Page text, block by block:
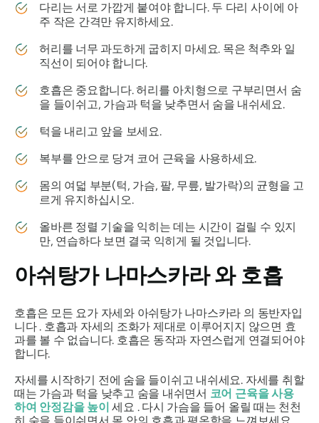
다리는 서로 가깝게 붙여야 합니다. 두 다리 사이에 아
주 작은 간격만 유지하세요.
허리를 너무 과도하게 굽히지 마세요. 목은 척추와 일
직선이 되어야 합니다.
호흡은 중요합니다. 허리를 아치형으로 구부리면서 숨
을 들이쉬고, 가슴과 턱을 낮추면서 숨을 내쉬세요.
턱을 내리고 앞을 보세요.
복부를 안으로 당겨 코어 근육을 사용하세요.
몸의 여덟 부분(턱, 가슴, 팔, 무릎, 발가락)의 균형을 고
르게 유지하십시오.
올바른 정렬 기술을 익히는 데는 시간이 걸릴 수 있지
만, 연습하다 보면 결국 익히게 될 것입니다.
아쉬탕가 나마스카라와 호흡
호흡은 모든 요가 자세와 아쉬탕가 나마스카라 의 동반자입
니다 . 호흡과 자세의 조화가 제대로 이루어지지 않으면 효
과를 볼 수 없습니다. 호흡은 동작과 자연스럽게 연결되어야
합니다.
자세를 시작하기 전에 숨을 들이쉬고 내쉬세요. 자세를 취할
때는 가슴과 턱을 낮추고 숨을 내쉬면서 코어 근육을 사용
하여 안정감을 높이 세요 . 다시 가슴을 들어 올릴 때는 천천